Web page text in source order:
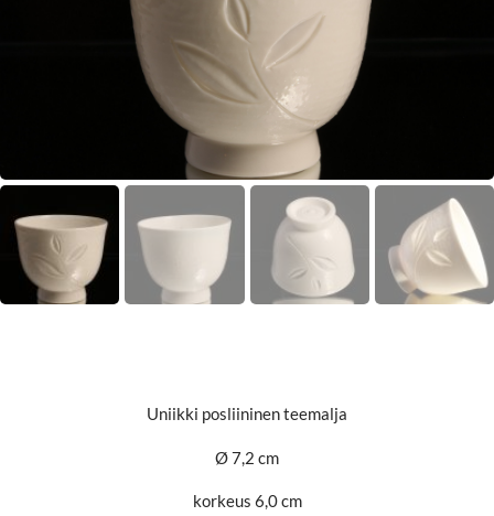
Uniikki posliininen teemalja
Ø 7,2 cm
korkeus 6,0 cm